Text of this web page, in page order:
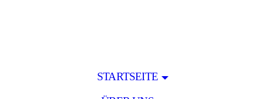
STARTSEITE